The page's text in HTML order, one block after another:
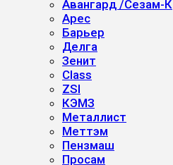
Авангард /Сезам-К
Арес
Барьер
Делга
Зенит
Class
ZSI
КЭМЗ
Металлист
Меттэм
Пензмаш
Просам